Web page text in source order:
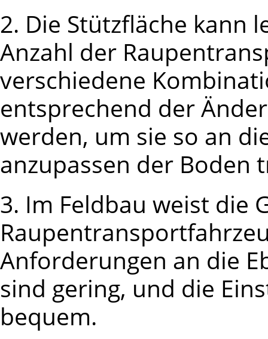
2. Die Stützfläche kann
Anzahl der
verschiedene
entsprechend der
werden, um sie so an
anzupassen der Boden
3. Im Feldbau weist die
Anforderungen an die
sind gering, und die
bequem.